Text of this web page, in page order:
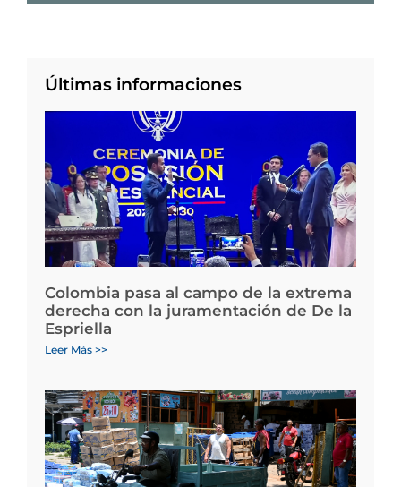
Últimas informaciones
Colombia pasa al campo de la extrema
derecha con la juramentación de De la
Espriella
Leer Más >>